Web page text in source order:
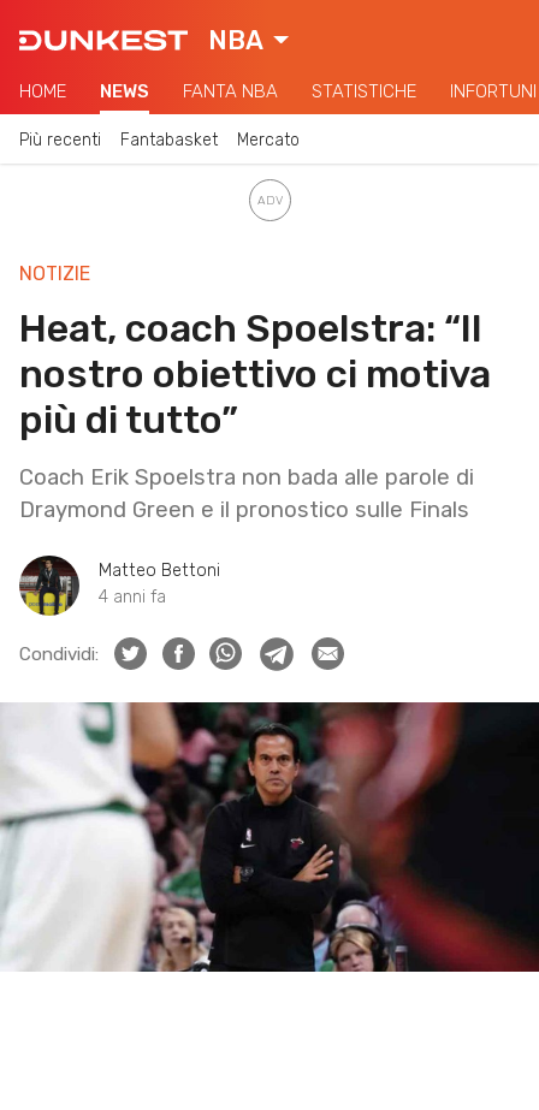
NBA
HOME NEWS FANTA NBA STATISTICHE INFORTUNI
Più recenti Fantabasket Mercato
NOTIZIE
Heat, coach Spoelstra: “Il
nostro obiettivo ci motiva
più di tutto”
Coach Erik Spoelstra non bada alle parole di
Draymond Green e il pronostico sulle Finals
Matteo Bettoni
4 anni fa
Condividi: